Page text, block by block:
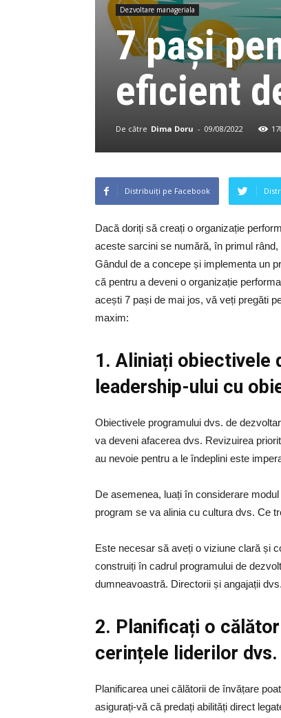
Dezvoltare manageriala
7 pași
eficient
De către Dima Doru - 09/08/2022
Distribuiți pe Facebook
Dacă doriți să creați o organizație
aceste sarcini se numără, în primul
Gândul de a concepe și implementa un
că pentru a deveni o organizație
acești 7 pași de mai jos, vă veți pregăti
maxim:
1. Aliniați obiectivele
leadership-ului cu
Obiectivele programului dvs. de
va deveni afacerea dvs. Revizuirea
au nevoie pentru a le îndeplini este
De asemenea, luați în considerare
program se va alinia cu cultura dvs. Ce
Este necesar să aveți o viziune clară și
construiți în cadrul programului de
dumneavoastră. Directorii și angajații
2. Planificați o
cerințele liderilor dvs.
Planificarea unei călătorii de învățare
asigurați-vă că predați abilități direct